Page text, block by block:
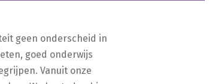
geen onderscheid in
goed onderwijs
Vanuit onze